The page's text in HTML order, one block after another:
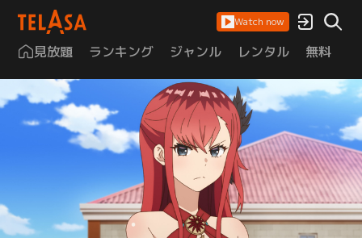
Watch now
見放題 ランキング ジャンル レンタル 無料